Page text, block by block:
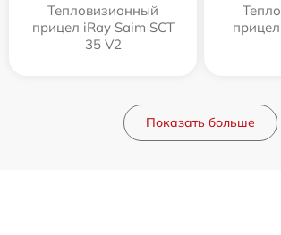
Тепловизионный
прицел iRay Saim SCT
35 V2
Показать больше